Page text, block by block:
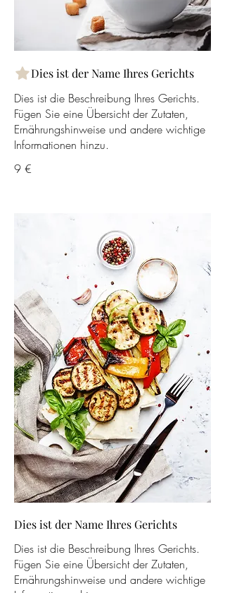
Dies ist der Name Ihres Gerichts
Dies ist die Beschreibung Ihres Gerichts.
Fügen Sie eine Übersicht der Zutaten,
Ernährungshinweise und andere wichtige
Informationen hinzu.
9 €
Dies ist der Name Ihres Gerichts
Dies ist die Beschreibung Ihres Gerichts.
Fügen Sie eine Übersicht der Zutaten,
Ernährungshinweise und andere wichtige